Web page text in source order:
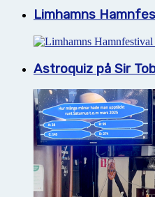
Limhamns
Astroquiz på Sir